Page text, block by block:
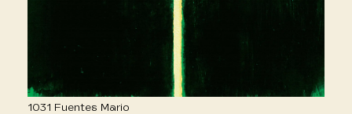
1031 Fuentes Mario